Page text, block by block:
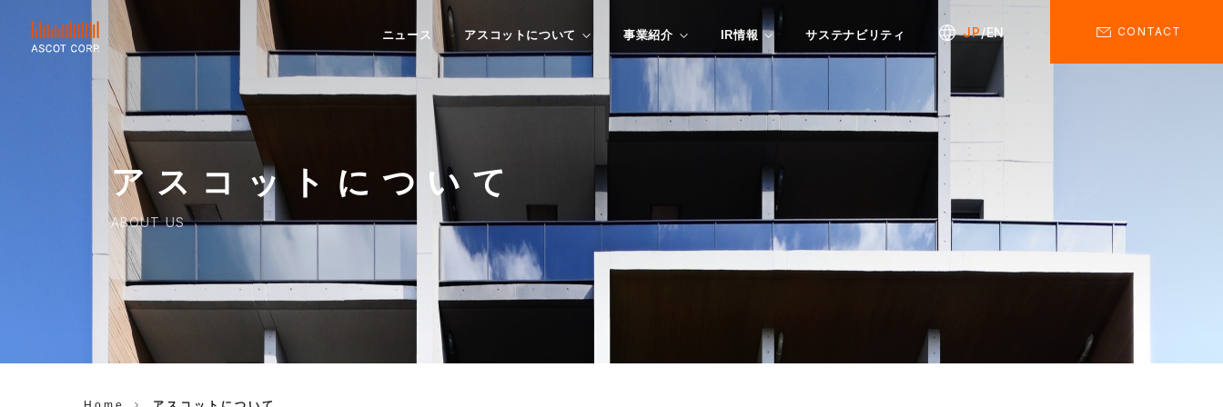
ニュース アスコットについて 事業紹介 IR情報 サステナビリティ EN
JP CONTACT
アスコットについて
ABOUT US